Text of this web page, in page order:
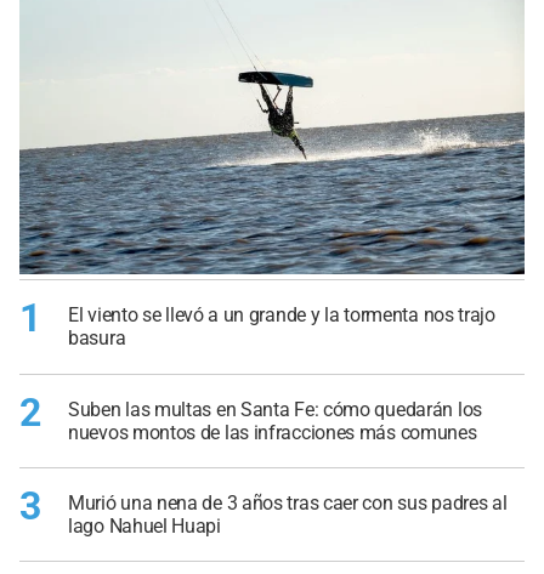
1
El viento se llevó a un grande y la tormenta nos trajo
basura
2
Suben las multas en Santa Fe: cómo quedarán los
nuevos montos de las infracciones más comunes
3
Murió una nena de 3 años tras caer con sus padres al
lago Nahuel Huapi